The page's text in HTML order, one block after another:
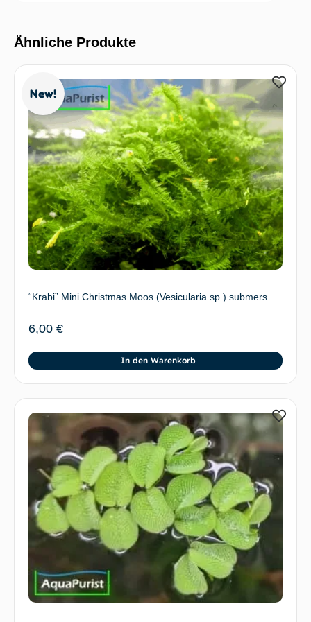
Ähnliche Produkte
New!
“Krabi” Mini Christmas Moos (Vesicularia sp.) submers
6,00 €
In den Warenkorb